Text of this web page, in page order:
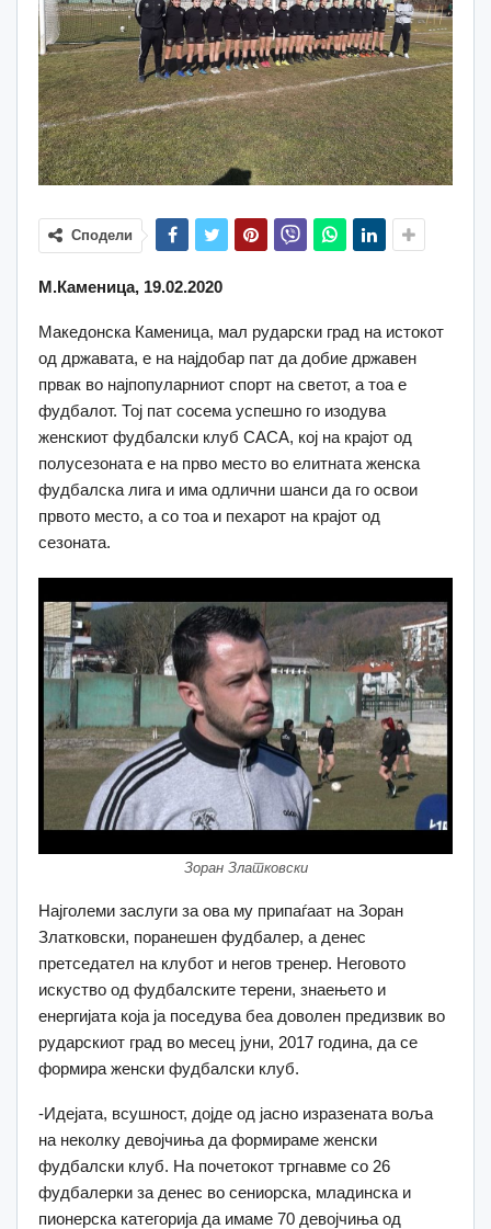
Сподели
М.Каменица, 19.02.2020
Македонска Каменица, мал рударски град на истокот
од државата, е на најдобар пат да добие државен
првак во најпопуларниот спорт на светот, а тоа е
фудбалот. Тој пат сосема успешно го изодува
женскиот фудбалски клуб САСА, кој на крајот од
полусезоната е на прво место во елитната женска
фудбалска лига и има одлични шанси да го освои
првото место, а со тоа и пехарот на крајот од
сезоната.
Зоран Златковски
Најголеми заслуги за ова му припаѓаат на Зоран
Златковски, поранешен фудбалер, а денес
претседател на клубот и негов тренер. Неговото
искуство од фудбалските терени, знаењето и
енергијата која ја поседува беа доволен предизвик во
рударскиот град во месец јуни, 2017 година, да се
формира женски фудбалски клуб.
-Идејата, всушност, дојде од јасно изразената воља
на неколку девојчиња да формираме женски
фудбалски клуб. На почетокот тргнавме со 26
фудбалерки за денес во сениорска, младинска и
пионерска категорија да имаме 70 девојчиња од